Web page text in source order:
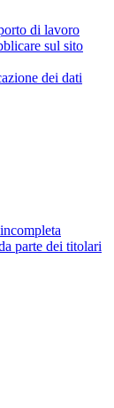
di lavoro
sul sito
dei dati
parte dei titolari